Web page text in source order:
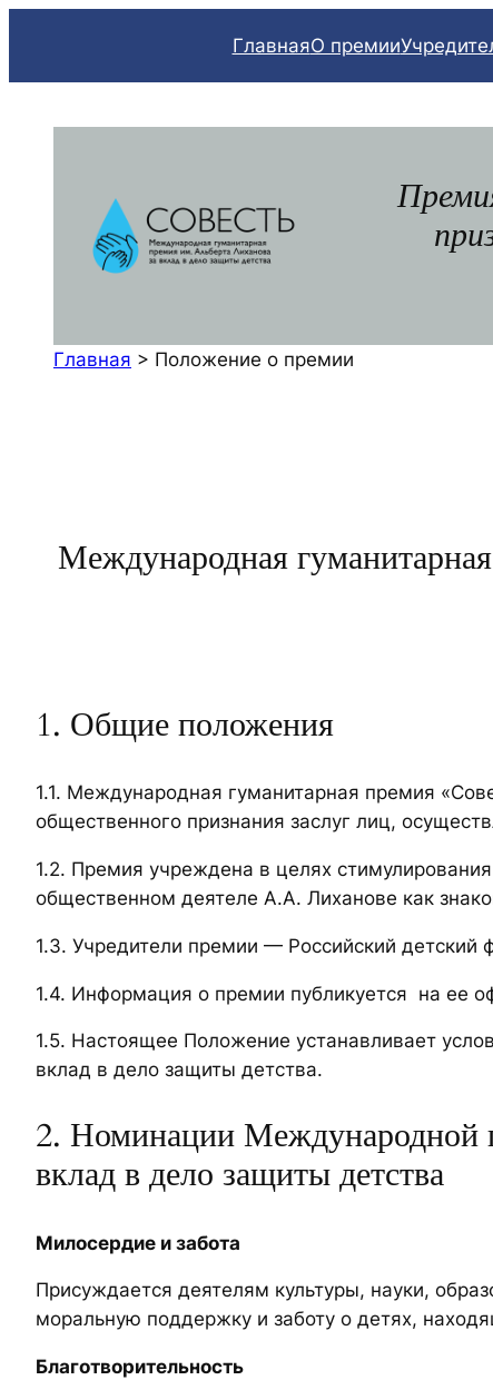
содержимому
ГлавнаяО премии
Главная > Положение о премии
Международная
1. Общие положения
1.1. Международная гуманитарная премия
общественного признания заслуг лиц,
1.2. Премия учреждена в целях
общественном деятеле А.А. Лиханове как
1.3. Учредители премии — Российский детский
1.4. Информация о премии публикуется на ее
1.5. Настоящее Положение устанавливает
вклад в дело защиты детства.
2. Номинации Международной
вклад в дело защиты детства
Милосердие и забота
Присуждается деятелям культуры, науки,
моральную поддержку и заботу о детях,
Благотворительность